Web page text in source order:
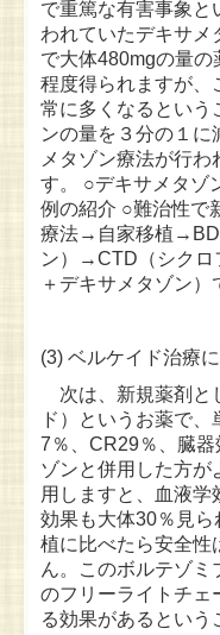
で重篤な有害事象と
われていたデキサメ
で大体480mgの量の
程度得られますが、
常に多くなるという
ンの量を３分の１に
メタゾン療法が行わ
す。 ○デキサメタゾン単独療法でも奏効があった症
例の紹介 ○難治性で
療法→自家移植→BD
ン）→CTD（シクロ
＋デキサメタゾン）
(3) ベルケイド治療
次は、新規薬剤と
ド）というお薬で
7％、CR29％、臓
ゾンと併用した方が
用しますと、血液学
効果も大体30％見
植に比べたら安全性
ん。このボルテゾミ
のフリーライトチェ
る効果があるとい